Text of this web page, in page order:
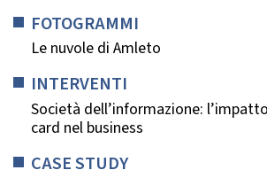
FOTOGRAMMI
Le nuvole di Amleto
INTERVENTI
Società dell’informazione:
card nel business
CASE STUDY